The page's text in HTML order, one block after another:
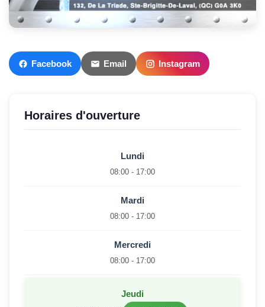
Facebook Email Instagram
Horaires d'ouverture
Lundi
08:00 - 17:00
Mardi
08:00 - 17:00
Mercredi
08:00 - 17:00
Jeudi